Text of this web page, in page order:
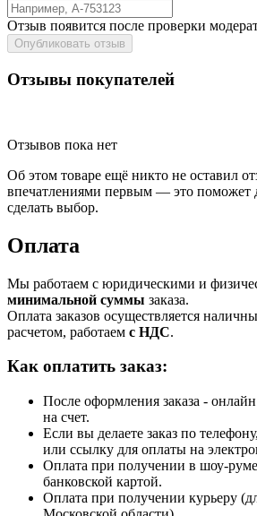
Отзыв появится после проверки
Опубликовать отзыв
Отзывы покупателей
Отзывов пока нет
Об этом товаре ещё никто не оставил
впечатлениями первым — это поможет
сделать выбор.
Оплата
Мы работаем с юридическими и
минимальной суммы заказа.
Оплата заказов осуществляется
расчетом, работаем с НДС.
Как оплатить заказ:
После оформления заказа -
на счет.
Если вы делаете заказ по
или ссылку для оплаты на
Оплата при получении в шоу-
банковской картой.
Оплата при получении курьеру